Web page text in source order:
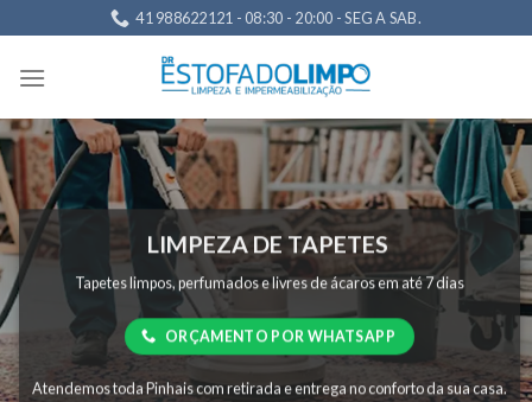
content
41 988622121 - 08:30 - 20:00 - SEG A SAB.
LIMPEZA DE TAPETES
Tapetes limpos, perfumados e livres de ácaros em até 7 dias
ORÇAMENTO POR WHATSAPP
Atendemos toda Pinhais com retirada e entrega no conforto da sua casa.